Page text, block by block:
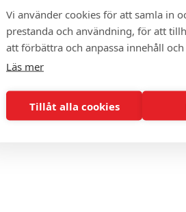
Vi använder cookies för att samla in
prestanda och användning, för att
att förbättra och anpassa innehåll och
Läs mer
Tillåt alla cookies